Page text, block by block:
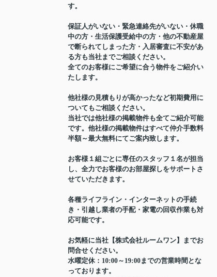
す。
保証人がいない・緊急連絡先がいない・休職
中の方・生活保護受給中の方・他の不動産屋
で断られてしまった方・入居審査に不安があ
る方も当社までご相談ください。
全てのお客様にご希望に合う物件をご紹介い
たします。
他社様の見積もりが高かったなど初期費用に
ついてもご相談ください。
当社では他社様の掲載物件も全てご紹介可能
です。他社様の掲載物件はすべて仲介手数料
半額～最大無料にてご案内致します。
お客様１組ごとに専任のスタッフ１名が担当
し、全力でお客様のお部屋探しをサポートさ
せていただきます。
各種ライフライン・インターネットの手続
き・引越し業者の手配・家電の回収作業も対
応可能です。
お気軽に当社【株式会社ルームワン】までお
問合せください。
水曜定休：10:00～19:00までの営業時間とな
っております。